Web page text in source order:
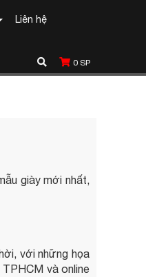
Liên hệ
0 SP
giày mới nhất,
với những họa
và online